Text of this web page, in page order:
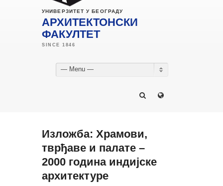
УНИВЕРЗИТЕТ У БЕОГРАДУ
АРХИТЕКТОНСКИ
ФАКУЛТЕТ
— Menu —
Изложба: Храмови,
тврђаве и палате –
2000 година индијске
архитектуре